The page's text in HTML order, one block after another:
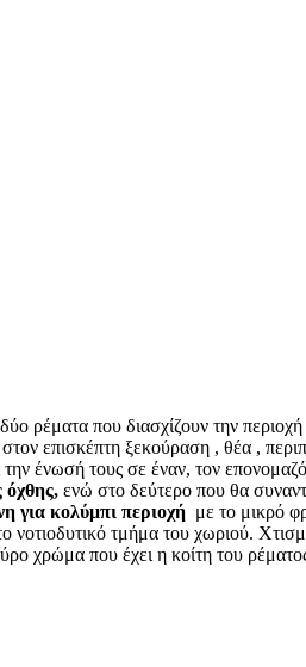
ρέματα που διασχίζουν την περιοχή
επισκέπτη ξεκούραση , θέα ,
ένωσή τους σε έναν, τον
όχθης, ενώ στο δεύτερο που θα
για κολύμπι περιοχή με το μικρό
νοτιοδυτικό τμήμα του χωριού.
που έχει η κοίτη του ρέματος